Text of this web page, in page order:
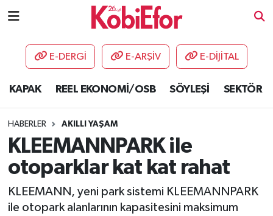
E-DERGİ E-ARŞİV E-DİJİTAL
KAPAK REEL EKONOMİ/OSB SÖYLEŞİ SEKTÖR
HABERLER AKILLI YAŞAM
KLEEMANNPARK ile
otoparklar kat kat rahat
KLEEMANN, yeni park sistemi KLEEMANNPARK
ile otopark alanlarının kapasitesini maksimum
AKADEMİ
DESTEK-TEŞVİK
ETKİNLİK
GÜNCEL
HABERLER